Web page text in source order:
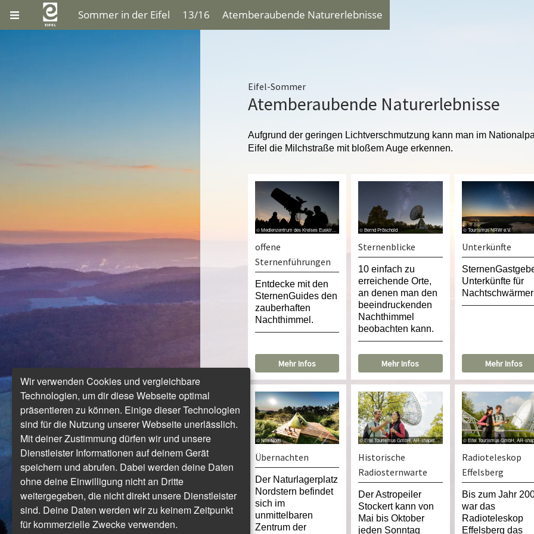
Sommer in der Eifel 13/16 Atemberaubende Naturerlebnisse
Eifel-Sommer
Atemberaubende Naturerlebnisse
Aufgrund der geringen Lichtverschmutzung kann man im
Eifel die Milchstraße mit bloßem Auge erkennen.
offene
Sternenführungen
Entdecke mit den
SternenGuides den
zauberhaften
Nachthimmel.
Mehr Infos
© Bernd Pröschold
Sternenblicke
10 einfach zu
erreichende Orte,
an denen man den
beeindruckenden
Nachthimmel
beobachten kann.
Mehr Infos
© Tourismus NRW e.V.
Unterkünfte
Unterkünfte für
Nachtschwärmer
Mehr Infos
© Nils Noell
Übernachten
Der Naturlagerplatz
Nordstern befindet
sich im
unmittelbaren
Zentrum der
© Eifel Tourismus GmbH, AR-shapefuit AG
Historische
Radiosternwarte
Der Astropeiler
Stockert kann von
Mai bis Oktober
jeden Sonntag
Radioteleskop
Effelsberg
Bis zum Jahr
war das
Radioteleskop
Effelsberg das
Wir verwenden Cookies und vergleichbare
Technologien, um dir diese Webseite optimal
präsentieren zu können. Einige dieser Technologien
sind für die Nutzung unserer Webseite unerlässlich.
Mit deiner Zustimmung dürfen wir und unsere
Dienstleister Informationen auf deinem Gerät
speichern und abrufen. Dabei werden deine Daten
ohne deine Einwilligung nicht an Dritte
weitergegeben, die nicht direkt unsere Dienstleister
sind. Deine Daten werden wir zu keinem Zeitpunkt
für kommerzielle Zwecke verwenden.